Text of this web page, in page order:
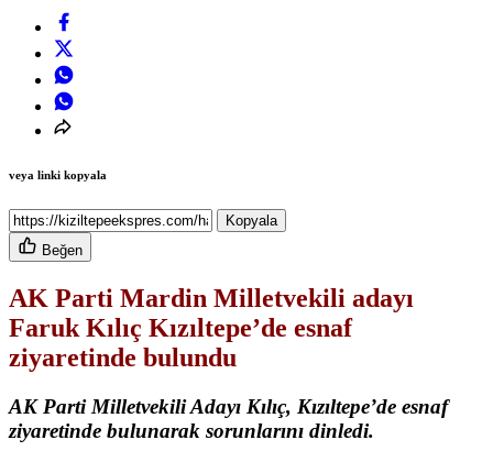
veya linki kopyala
Kopyala
Beğen
AK Parti Mardin Milletvekili adayı
Faruk Kılıç Kızıltepe’de esnaf
ziyaretinde bulundu
AK Parti Milletvekili Adayı Kılıç, Kızıltepe’de esnaf
ziyaretinde bulunarak sorunlarını dinledi.